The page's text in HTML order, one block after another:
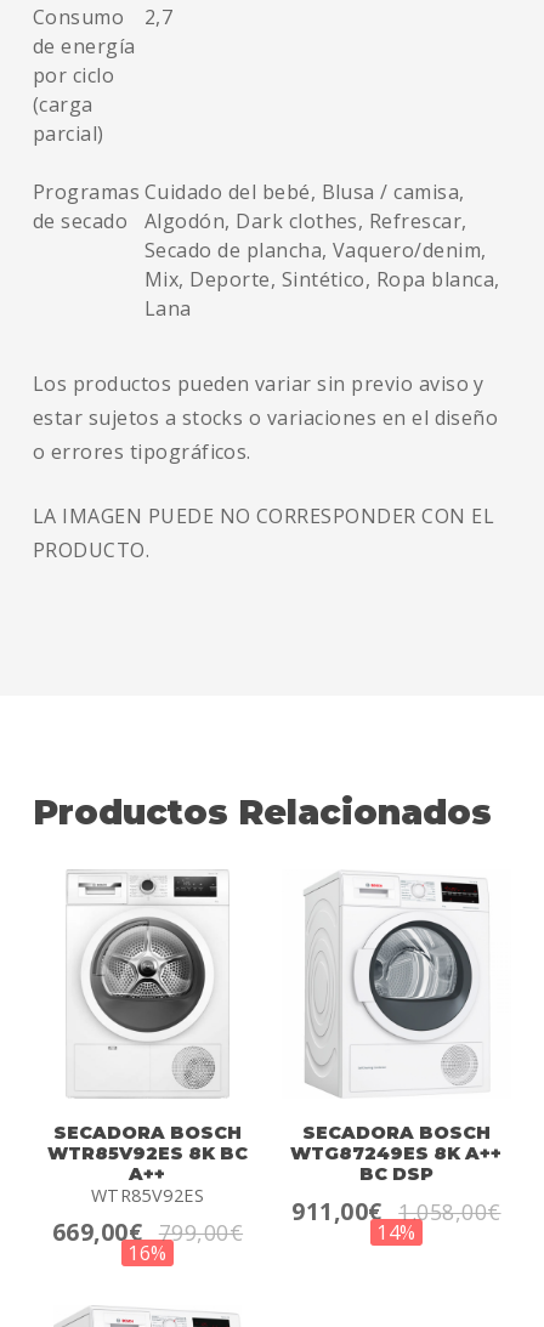
Consumo
de energía
por ciclo
(carga
parcial)
2,7
Programas
de secado
Cuidado del bebé, Blusa / camisa,
Algodón, Dark clothes, Refrescar,
Secado de plancha, Vaquero/denim,
Mix, Deporte, Sintético, Ropa blanca,
Lana
Los productos pueden variar sin previo aviso y
estar sujetos a stocks o variaciones en el diseño
o errores tipográficos.
LA IMAGEN PUEDE NO CORRESPONDER CON EL
PRODUCTO.
Productos Relacionados
SECADORA BOSCH
WTR85V92ES 8K BC
A++
WTR85V92ES
669,00€ 799,00€
16%
SECADORA BOSCH
WTG87249ES 8K A++
BC DSP
911,00€ 1.058,00€
14%